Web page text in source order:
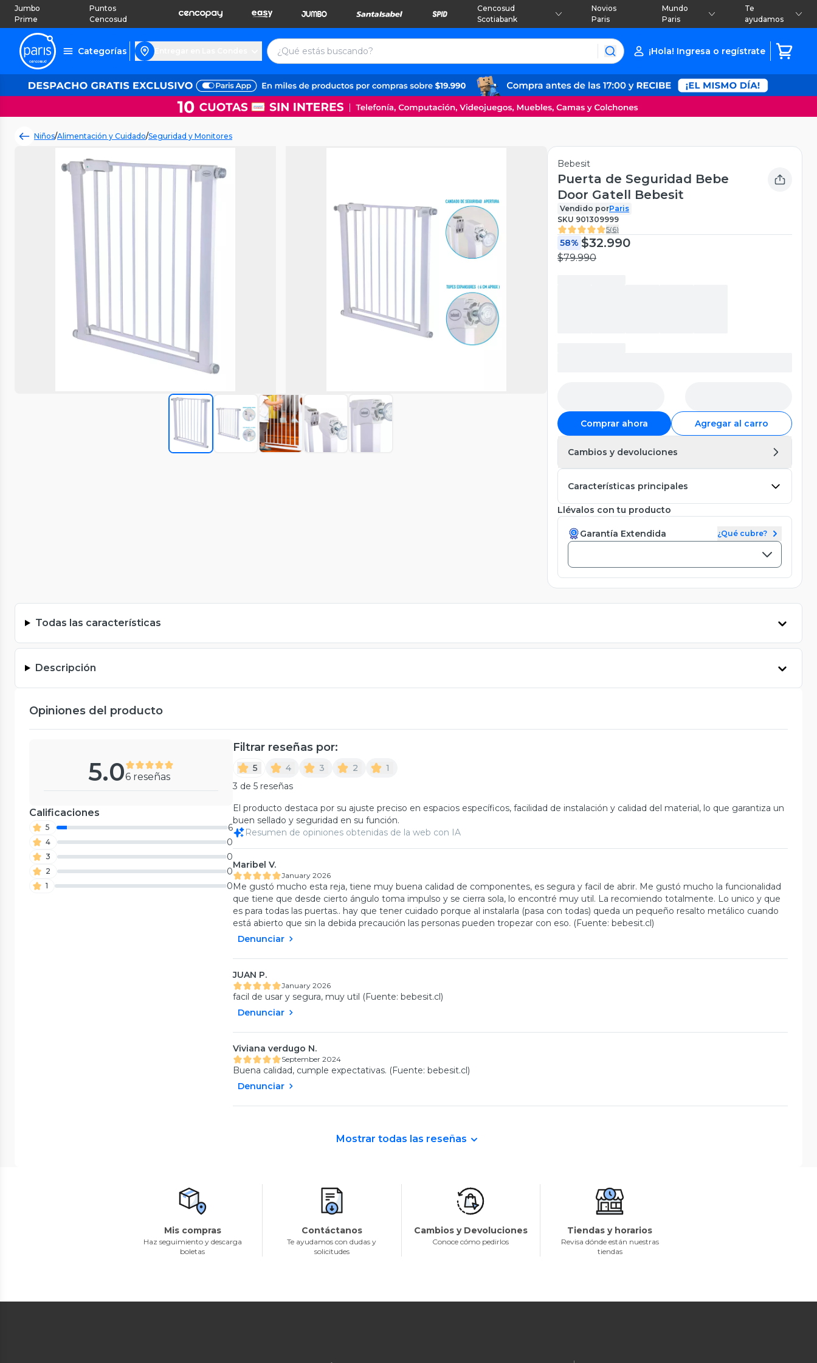
Jumbo
Prime
Puntos
Cencosud
Cencosud
Scotiabank
Novios
Paris
Mundo
Paris
Te
ayudamos
Categorías ¡Hola! Ingresa o regístrate
Niños/Alimentación y Cuidado/Seguridad y Monitores
Bebesit
Puerta de Seguridad Bebe
Door Gatell Bebesit
Vendido porParis
SKU 901309999
5(6)
58% $32.990
$79.990
Comprar ahora Agregar al carro
Cambios y devoluciones
Características principales
Llévalos con tu producto
Garantía Extendida ¿Qué cubre?
Todas las características
Descripción
Opiniones del producto
5.06 reseñas
Calificaciones
5 6
4 0
3 0
2 0
1 0
Filtrar reseñas por:
5 4 3 2
1
3 de 5 reseñas
El producto destaca por su ajuste preciso en espacios específicos, facilidad de instalación y calidad del material, lo que garantiza un
buen sellado y seguridad en su función.
Resumen de opiniones obtenidas de la web con IA
Maribel V.
January 2026
Me gustó mucho esta reja, tiene muy buena calidad de componentes, es segura y facil de abrir. Me gustó mucho la funcionalidad
que tiene que desde cierto ángulo toma impulso y se cierra sola, lo encontré muy util. La recomiendo totalmente. Lo unico y que
es para todas las puertas.. hay que tener cuidado porque al instalarla (pasa con todas) queda un pequeño resalto metálico cuando
está abierto que sin la debida precaución las personas pueden tropezar con eso. (Fuente: bebesit.cl)
Denunciar
JUAN P.
January 2026
facil de usar y segura, muy util (Fuente: bebesit.cl)
Denunciar
Viviana verdugo N.
September 2024
Buena calidad, cumple expectativas. (Fuente: bebesit.cl)
Denunciar
Mostrar todas las reseñas
Mis compras
Haz seguimiento y descarga
boletas
Contáctanos
Te ayudamos con dudas y
solicitudes
Cambios y Devoluciones
Conoce cómo pedirlos
Tiendas y horarios
Revisa dónde están nuestras
tiendas